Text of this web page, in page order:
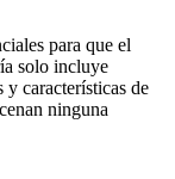
para que el
solo incluye
y características de
ninguna